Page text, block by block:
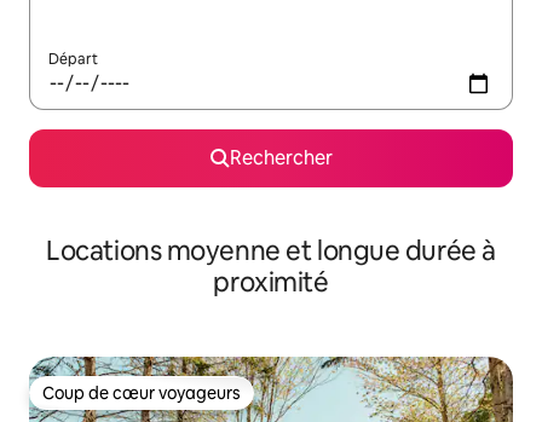
Départ
Rechercher
Locations moyenne et longue durée à
proximité
Coup de cœur voyageurs
Coup de cœur voyageurs